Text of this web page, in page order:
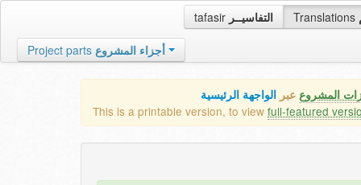
tafasir التفاسيــر Translations
Project parts أجزاء المشروع
المشروع عبر الواجهة الرئيسية
This is a printable version, to view full-featured